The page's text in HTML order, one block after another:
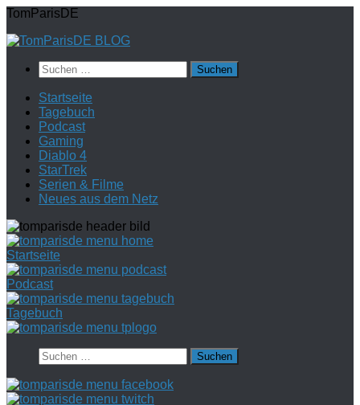
Zum
springen
TomParisDE
Suchen
nach:
Startseite
Tagebuch
Podcast
Gaming
Diablo 4
StarTrek
Serien & Filme
Neues aus dem Netz
Startseite
Podcast
Tagebuch
Suchen
nach: